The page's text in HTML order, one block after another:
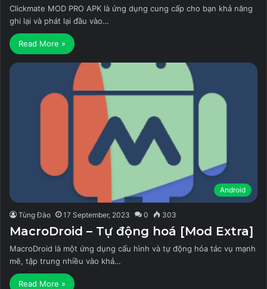
Clickmate MOD PRO APK là ứng dụng cung cấp cho bạn khả năng
ghi lại và phát lại đầu vào…
Read More »
Android
Tùng Đào 17 September, 2023 0 303
MacroDroid – Tự động hoá [Mod Extra]
MacroDroid là một ứng dụng cấu hình và tự động hóa tác vụ mạnh
mẽ, tập trung nhiều vào khả…
Read More »